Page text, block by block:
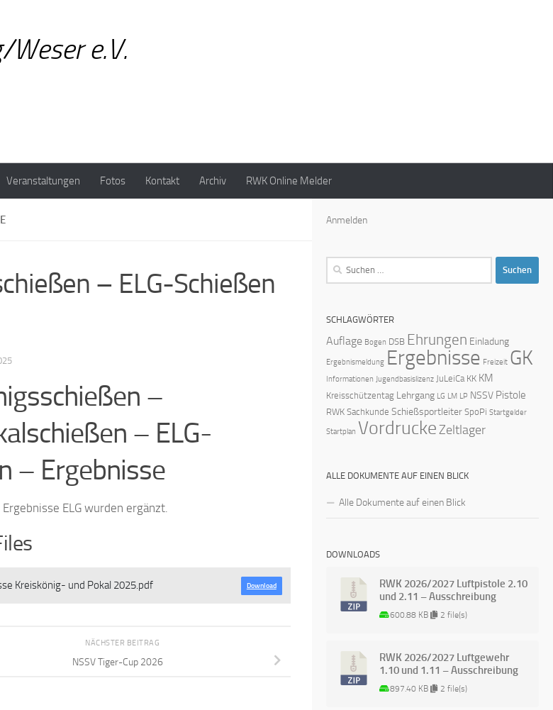
e.V.
Veranstaltungen Fotos Kontakt Archiv RWK Online Melder
– ELG-Schießen
–
– ELG-
– Ergebnisse
ELG wurden ergänzt.
Kreiskönig- und Pokal 2025.pdf Download
NÄCHSTER BEITRAG
NSSV Tiger-Cup 2026
Anmelden
Suchen
SCHLAGWÖRTER
Auflage Bogen DSB Ehrungen Einladung
Ergebnismeldung Ergebnisse Freizeit GK
Informationen Jugendbasislizenz JuLeiCa KK KM
Kreisschützentag Lehrgang LG LM LP NSSV Pistole
RWK Sachkunde Schießsportleiter SpoPi Startgelder
Startplan VordruckeZeltlager
ALLE DOKUMENTE AUF EINEN BLICK
Alle Dokumente auf einen Blick
DOWNLOADS
RWK 2026/2027 Luftpistole 2.10
und 2.11 – Ausschreibung
600.88 KB 2 file(s)
RWK 2026/2027 Luftgewehr
1.10 und 1.11 – Ausschreibung
897.40 KB 2 file(s)